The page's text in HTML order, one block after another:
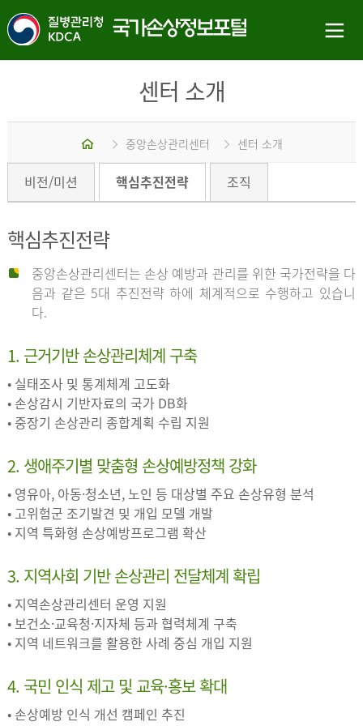
센터 소개
중앙손상관리센터 센터 소개
비전/미션 핵심추진전략 조직
핵심추진전략
중앙손상관리센터는 손상 예방과 관리를 위한 국가전략을 다
음과 같은 5대 추진전략 하에 체계적으로 수행하고 있습니
다.
1. 근거기반 손상관리체계 구축
• 실태조사 및 통계체계 고도화
• 손상감시 기반자료의 국가 DB화
• 중장기 손상관리 종합계획 수립 지원
2. 생애주기별 맞춤형 손상예방정책 강화
• 영유아, 아동·청소년, 노인 등 대상별 주요 손상유형 분석
• 고위험군 조기발견 및 개입 모델 개발
• 지역 특화형 손상예방프로그램 확산
3. 지역사회 기반 손상관리 전달체계 확립
• 지역손상관리센터 운영 지원
• 보건소·교육청·지자체 등과 협력체계 구축
• 지역 네트워크를 활용한 사례 중심 개입 지원
4. 국민 인식 제고 및 교육·홍보 확대
• 손상예방 인식 개선 캠페인 추진